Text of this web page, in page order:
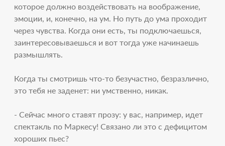
которое должно воздействовать на воображение,
эмоции, и, конечно, на ум. Но путь до ума проходит
через чувства. Когда они есть, ты подключаешься,
заинтересовываешься и вот тогда уже начинаешь
размышлять.
Когда ты смотришь что-то безучастно, безразлично,
это тебя не заденет: ни умственно, никак.
- Сейчас много ставят прозу: у вас, например, идет
спектакль по Маркесу! Связано ли это с дефицитом
хороших пьес?